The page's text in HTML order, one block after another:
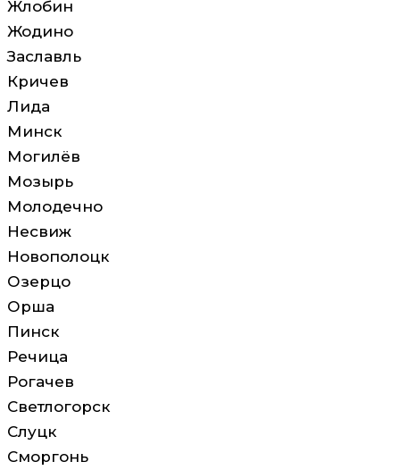
Жлобин
Жодино
Заславль
Кричев
Лида
Минск
Могилёв
Мозырь
Молодечно
Несвиж
Новополоцк
Озерцо
Орша
Пинск
Речица
Рогачев
Светлогорск
Слуцк
Сморгонь